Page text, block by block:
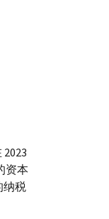
资本
纳税